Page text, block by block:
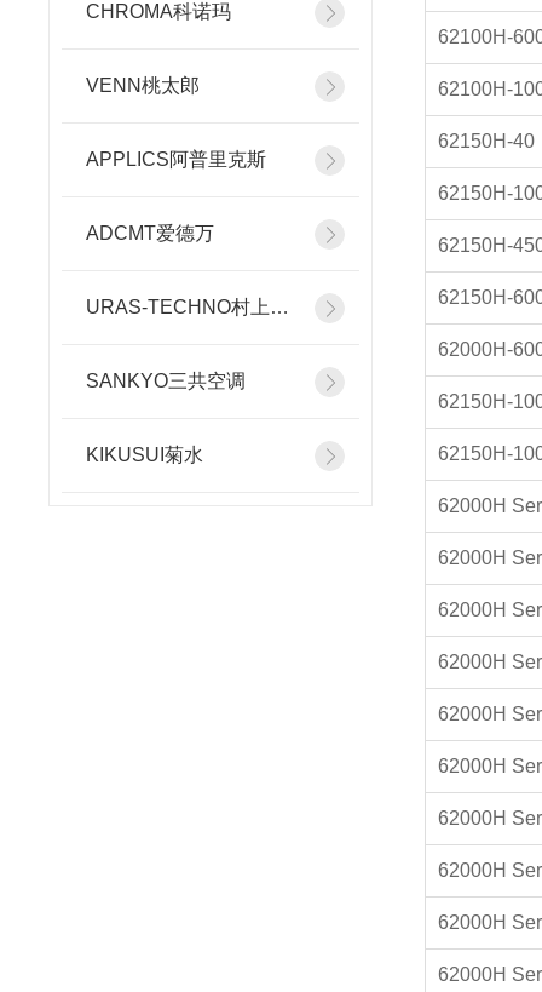
CHROMA科诺玛
VENN桃太郎
APPLICS阿普里克斯
ADCMT爱德万
URAS-TECHNO村上精机
SANKYO三共空调
KIKUSUI菊水
62100H-
62100H-
62150H-40
62150H-
62150H-
62150H-
62000H-
62150H-
62150H-
62000H
62000H
62000H
62000H
62000H
62000H
62000H
62000H
62000H
62000H